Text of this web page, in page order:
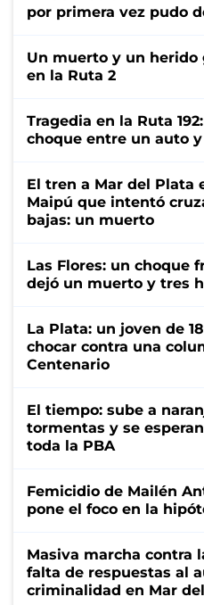
por primera vez pudo
Un muerto y un herido
en la Ruta 2
Tragedia en la Ruta
choque entre un auto
El tren a Mar del Plata
Maipú que intentó
bajas: un muerto
Las Flores: un choque
dejó un muerto y tres
La Plata: un joven de
chocar contra una
Centenario
El tiempo: sube a
tormentas y se
toda la PBA
Femicidio de Mailén
pone el foco en la
Masiva marcha contra
falta de respuestas al
criminalidad en Mar